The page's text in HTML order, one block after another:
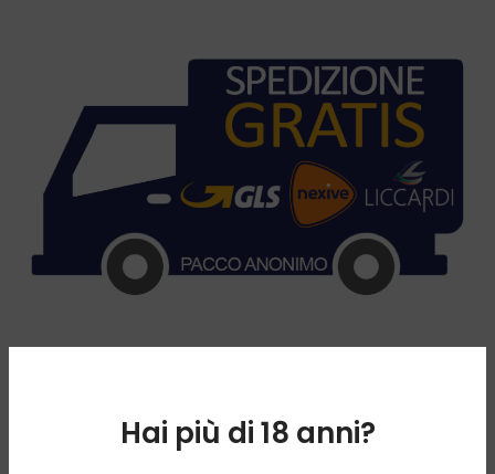
Hai più di 18 anni?